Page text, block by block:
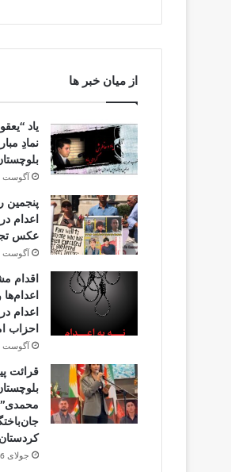
از میان خبر ها
یاد
نمادِ
آگوست 3, 2026
پنجمین
اعدام
عکس
آگوست 2, 2026
اقدام
اعدام
احزاب
آگوست 1, 2026
قرائت
محمدی”
کردستان
جولای 26, 2026